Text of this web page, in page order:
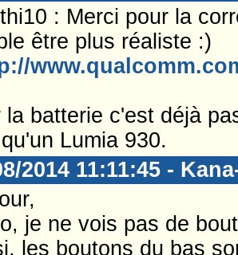
: Merci pour la
être plus réaliste :)
la batterie c'est déjà
Lumia 930.
2014 11:11:45 -
je ne vois pas de
les boutons du bas